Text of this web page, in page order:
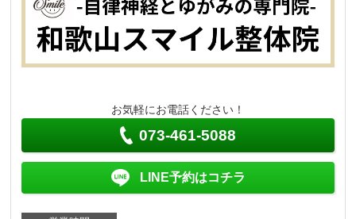
お気軽にお電話ください！
073-461-5088
LINE予約はコチラ